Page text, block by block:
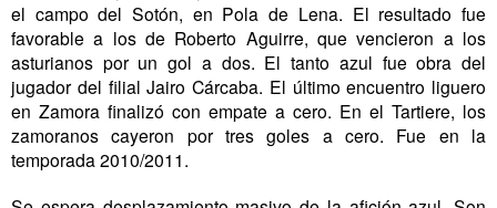
el campo del Sotón, en Pola de Lena. El resultado fue
favorable a los de Roberto Aguirre, que vencieron a los
asturianos por un gol a dos. El tanto azul fue obra del
jugador del filial Jairo Cárcaba. El último encuentro liguero
en Zamora finalizó con empate a cero. En el Tartiere, los
zamoranos cayeron por tres goles a cero. Fue en la
temporada 2010/2011.